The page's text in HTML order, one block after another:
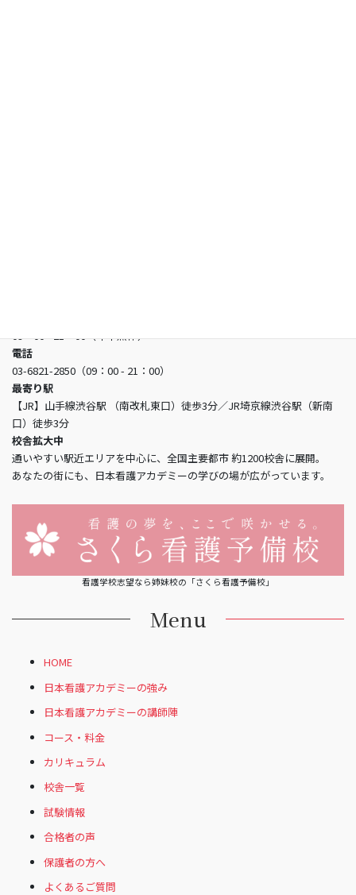
09：00 - 21：00（年中無休）
電話
03-6821-2850（09：00 - 21：00）
最寄り駅
【JR】山手線渋谷駅 （南改札東口）徒歩3分／JR埼京線渋谷駅（新南
口）徒歩3分
校舎拡大中
通いやすい駅近エリアを中心に、全国主要都市 約1200校舎に展開。
あなたの街にも、日本看護アカデミーの学びの場が広がっています。
看護学校志望なら姉妹校の「さくら看護予備校」
Menu
HOME
日本看護アカデミーの強み
日本看護アカデミーの講師陣
コース・料金
カリキュラム
校舎一覧
試験情報
合格者の声
保護者の方へ
よくあるご質問